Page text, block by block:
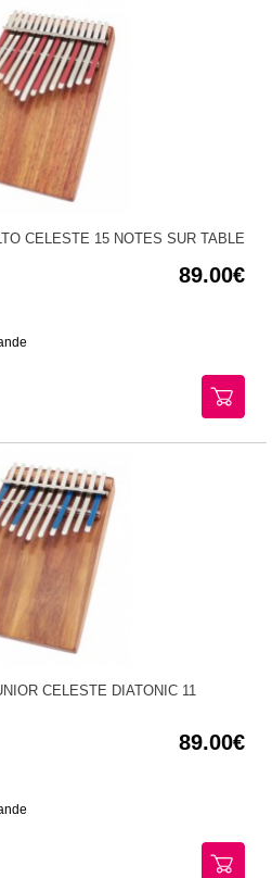
CELESTE 15 NOTES SUR TABLE
89.00
CELESTE DIATONIC 11
89.00